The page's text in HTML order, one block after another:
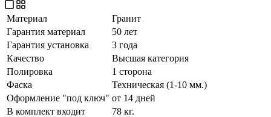
Материал
Гранит
Гарантия материал
50 лет
Гарантия установка
3 года
Качество
Высшая категория
Полировка
1 сторона
Фаска
Техническая (1-10 мм.)
Оформление "под ключ" от 14 дней
В комплект входит
78 кг.